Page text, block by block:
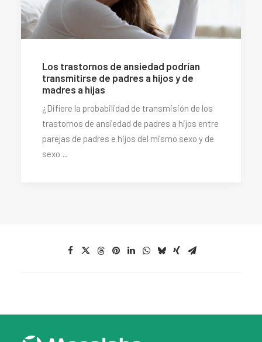
Los trastornos de ansiedad podrían
transmitirse de padres a hijos y de
madres a hijas
¿Difiere la probabilidad de transmisión de los
trastornos de ansiedad de padres a hijos entre
parejas de padres e hijos del mismo sexo y de
sexo…